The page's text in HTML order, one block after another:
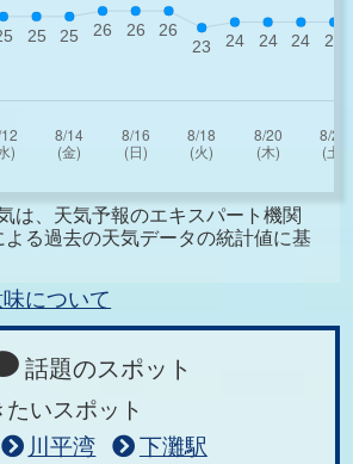
は、天気予報のエキスパート機関
よる過去の天気データの統計値に基
について
話題のスポット
いスポット
川平湾
下灘駅